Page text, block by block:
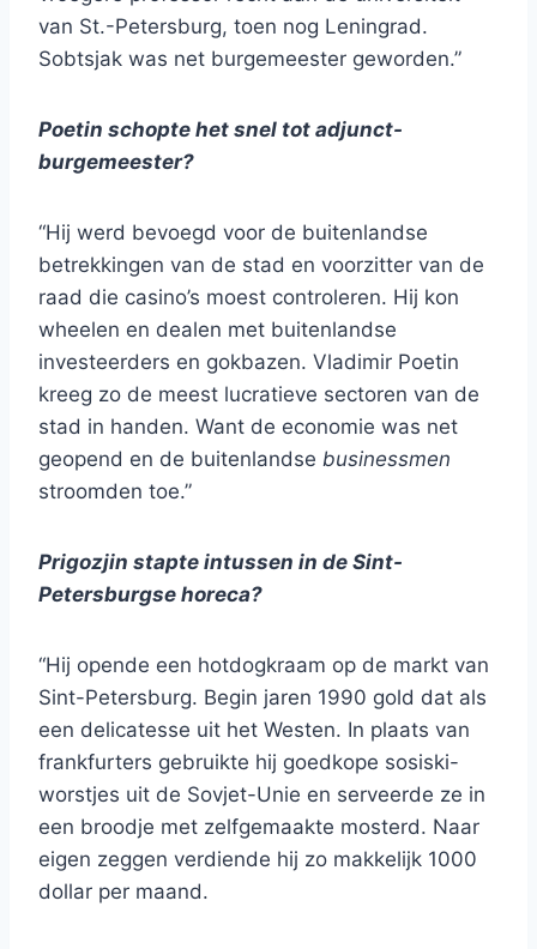
van St.-Petersburg, toen nog Leningrad.
Sobtsjak was net burgemeester geworden.”
Poetin schopte het snel tot adjunct-
burgemeester?
“Hij werd bevoegd voor de buitenlandse
betrekkingen van de stad en voorzitter van de
raad die casino’s moest controleren. Hij kon
wheelen en dealen met buitenlandse
investeerders en gokbazen. Vladimir Poetin
kreeg zo de meest lucratieve sectoren van de
stad in handen. Want de economie was net
geopend en de buitenlandse businessmen
stroomden toe.”
Prigozjin stapte intussen in de Sint-
Petersburgse horeca?
“Hij opende een hotdogkraam op de markt van
Sint-Petersburg. Begin jaren 1990 gold dat als
een delicatesse uit het Westen. In plaats van
frankfurters gebruikte hij goedkope sosiski-
worstjes uit de Sovjet-Unie en serveerde ze in
een broodje met zelfgemaakte mosterd. Naar
eigen zeggen verdiende hij zo makkelijk 1000
dollar per maand.